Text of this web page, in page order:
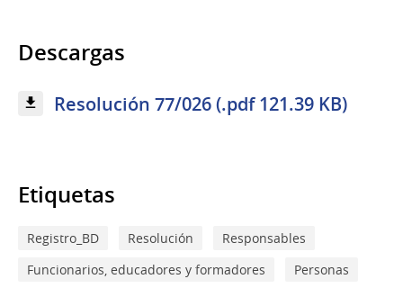
Descargas
Resolución 77/026 (.pdf 121.39 KB)
Etiquetas
Registro_BD Resolución
Responsables
Funcionarios, educadores y formadores
Personas